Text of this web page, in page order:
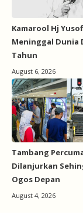
Kamarool Hj
Meninggal Dunia
Tahun
August 6, 2026
Tambang
Dilanjurkan
Ogos Depan
August 4, 2026